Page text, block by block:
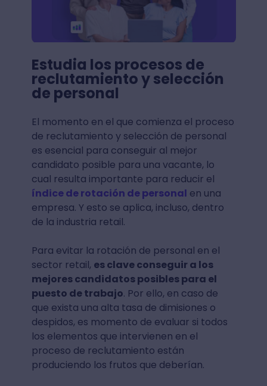
Estudia los procesos de
reclutamiento y selección
de personal
El momento en el que comienza el proceso
de reclutamiento y selección de personal
es esencial para conseguir al mejor
candidato posible para una vacante, lo
cual resulta importante para reducir el
índice de rotación de personal en una
empresa. Y esto se aplica, incluso, dentro
de la industria retail.
Para evitar la rotación de personal en el
sector retail, es clave conseguir a los
mejores candidatos posibles para el
puesto de trabajo. Por ello, en caso de
que exista una alta tasa de dimisiones o
despidos, es momento de evaluar si todos
los elementos que intervienen en el
proceso de reclutamiento están
produciendo los frutos que deberían.